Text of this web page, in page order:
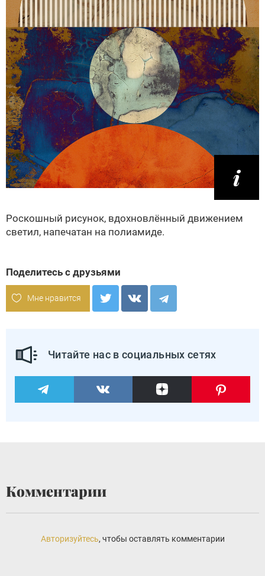
Роскошный рисунок, вдохновлённый движением
светил, напечатан на полиамиде.
Поделитесь с друзьями
Мне нравится
Читайте нас в социальных сетях
Комментарии
Авторизуйтесь, чтобы оставлять комментарии